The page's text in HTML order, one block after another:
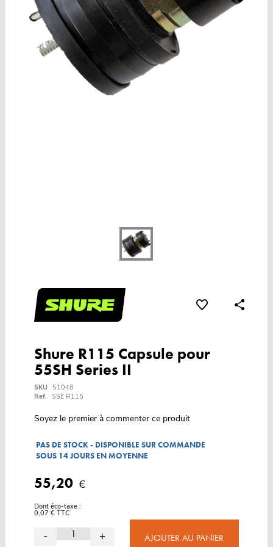
Shure R115 Capsule pour
55SH Series II
SKU
51048
Ref. SSE R115
Soyez le premier à commenter ce produit
PAS DE STOCK - DISPONIBLE SUR COMMANDE
SOUS 14 JOURS EN MOYENNE
55,20 €
Dont éco-taxe :
0,07 € TTC
- + AJOUTER AU PANIER